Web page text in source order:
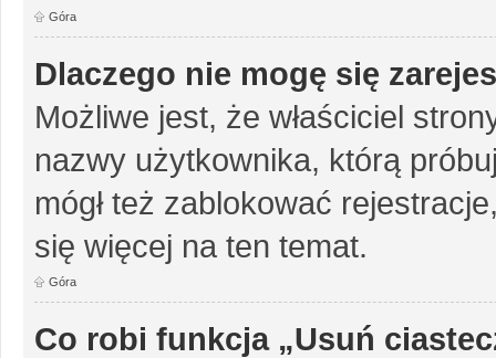
Góra
Dlaczego nie mogę się
Możliwe jest, że właściciel
nazwy użytkownika, którą
mógł też zablokować
się więcej na ten temat.
Góra
Co robi funkcja „Usuń